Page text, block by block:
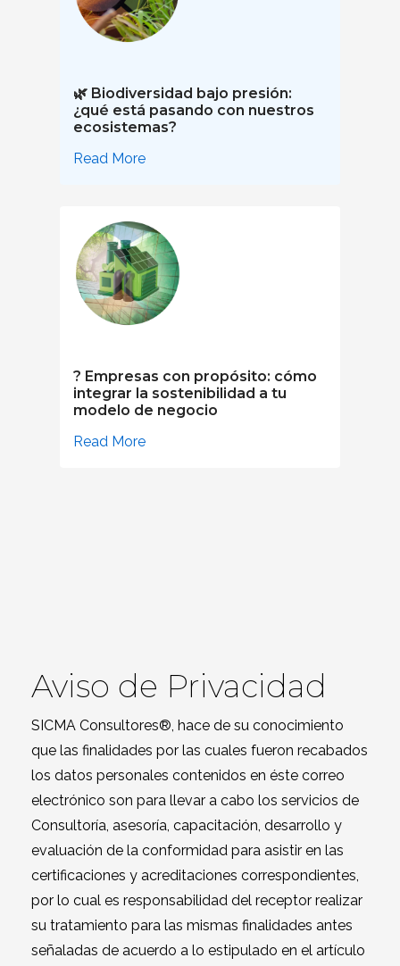
🌿 Biodiversidad bajo presión:
¿qué está pasando con nuestros
ecosistemas?
Read More
? Empresas con propósito: cómo
integrar la sostenibilidad a tu
modelo de negocio
Read More
Aviso de Privacidad
SICMA Consultores®, hace de su conocimiento
que las finalidades por las cuales fueron recabados
los datos personales contenidos en éste correo
electrónico son para llevar a cabo los servicios de
Consultoría, asesoría, capacitación, desarrollo y
evaluación de la conformidad para asistir en las
certificaciones y acreditaciones correspondientes,
por lo cual es responsabilidad del receptor realizar
su tratamiento para las mismas finalidades antes
señaladas de acuerdo a lo estipulado en el artículo